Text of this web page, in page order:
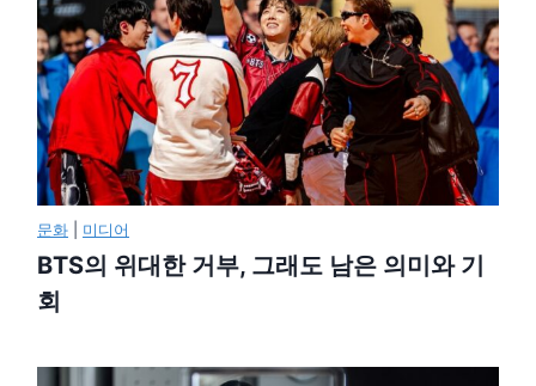
문화 미디어
BTS의 위대한 거부, 그래도 남은 의미와 기
회